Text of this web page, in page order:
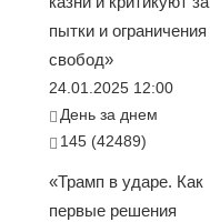
пытки и ограничения
свобод»
24.01.2025 12:00
День за днем
145 (42489)
«Трамп в ударе. Как
первые решения